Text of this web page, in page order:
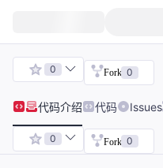
0 Fork 0
代码介绍 代码 Issues
0 Fork 0